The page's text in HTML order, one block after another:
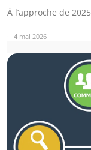
À l’approche de
4 mai 2026